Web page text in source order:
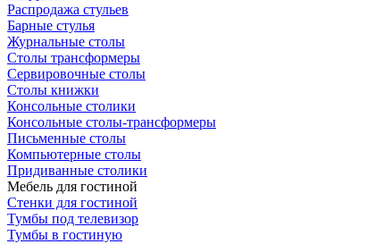
Распродажа стульев
Барные стулья
Журнальные столы
Столы трансформеры
Сервировочные столы
Столы книжки
Консольные столики
Консольные столы-трансформеры
Письменные столы
Компьютерные столы
Придиванные столики
Мебель для гостиной
Стенки для гостиной
Тумбы под телевизор
Тумбы в гостиную